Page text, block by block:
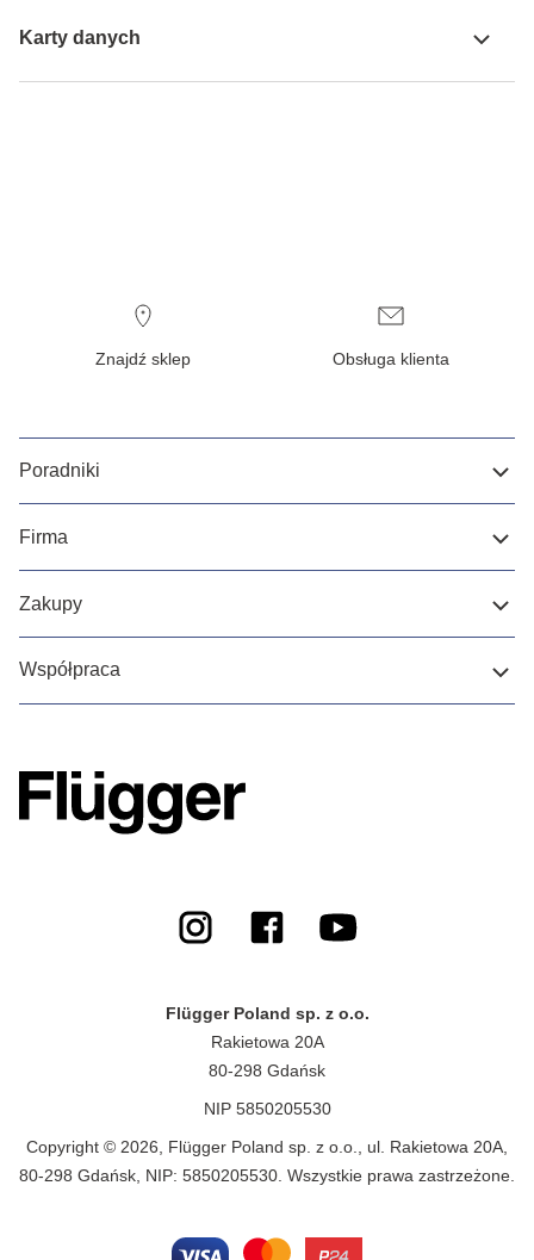
Karty danych
Znajdź sklep Obsługa klienta
Poradniki
Firma
Zakupy
Współpraca
Flügger Poland sp. z o.o.
Rakietowa 20A
80-298 Gdańsk
NIP 5850205530
Copyright © 2026, Flügger Poland sp. z o.o., ul. Rakietowa 20A,
80-298 Gdańsk, NIP: 5850205530. Wszystkie prawa zastrzeżone.